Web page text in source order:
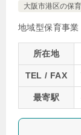
大阪市港区の保
地域型保育事
所在地
TEL / FAX
最寄駅